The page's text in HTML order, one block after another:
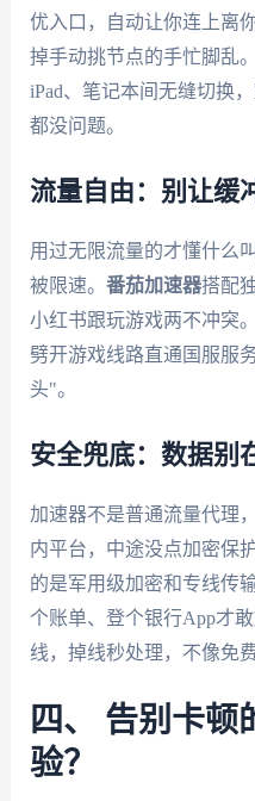
优入口，自动让你连上离
掉手动挑节点的手忙脚乱
iPad、笔记本间无缝切换
都没问题。
流量自由：别让缓
用过无限流量的才懂什么
被限速。 番茄加速器搭配
小红书跟玩游戏两不冲突
劈开游戏线路直通国服服
头"。
安全兜底：数据别
加速器不是普通流量代理
内平台，中途没点加密保
的是军用级加密和专线传
个账单、登个银行App才
线，掉线秒处理，不像免
四、 告别卡顿
验？